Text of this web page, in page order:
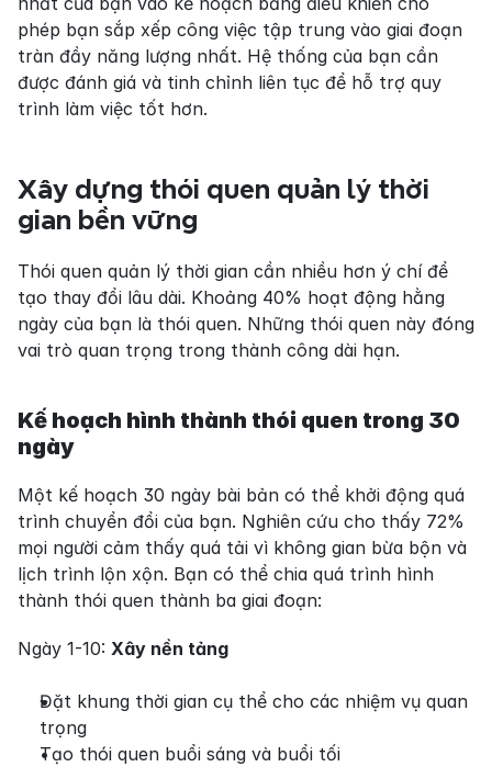
phép bạn sắp xếp công việc tập trung vào giai đoạn
tràn đầy năng lượng nhất. Hệ thống của bạn cần
được đánh giá và tinh chỉnh liên tục để hỗ trợ quy
trình làm việc tốt hơn.
Xây dựng thói quen quản lý thời
gian bền vững
Thói quen quản lý thời gian cần nhiều hơn ý chí để
tạo thay đổi lâu dài. Khoảng 40% hoạt động hằng
ngày của bạn là thói quen. Những thói quen này đóng
vai trò quan trọng trong thành công dài hạn.
Kế hoạch hình thành thói quen trong 30
ngày
Một kế hoạch 30 ngày bài bản có thể khởi động quá
trình chuyển đổi của bạn. Nghiên cứu cho thấy 72%
mọi người cảm thấy quá tải vì không gian bừa bộn và
lịch trình lộn xộn. Bạn có thể chia quá trình hình
thành thói quen thành ba giai đoạn:
Ngày 1-10: Xây nền tảng
Đặt khung thời gian cụ thể cho các nhiệm vụ quan
trọng
Tạo thói quen buổi sáng và buổi tối